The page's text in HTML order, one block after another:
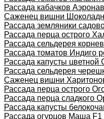
Рассада кабачков
Саженец вишни
Рассада земляники
Рассада перца острого
Рассада сельдерея
Рассада томатов Индиго
Рассада капусты цветной
Рассада сельдерея
Саженец вишни
Рассада перца острого
Рассада перца сладкого
Рассада капусты
Рассада огурцов Маша F1